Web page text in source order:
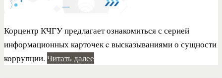
Корцентр КЧГУ предлагает ознакомиться с серией
информационных карточек c высказываниями о сущности
коррупции. Читать далее